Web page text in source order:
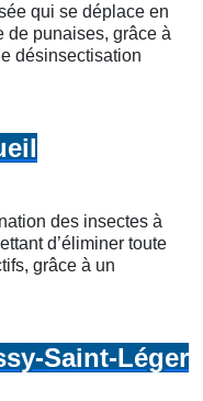
qui se déplace en
de punaises, grâce à
désinsectisation
des insectes à
d’éliminer toute
grâce à un
Saint-Léger